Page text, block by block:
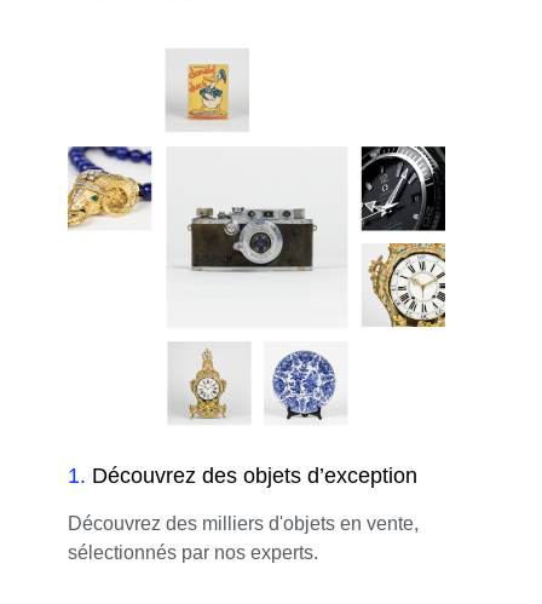
1. Découvrez des objets d’exception
Découvrez des milliers d'objets en vente,
sélectionnés par nos experts.